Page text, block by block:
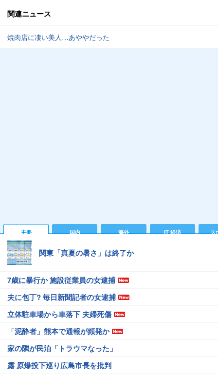
関連ニュース
焼肉店に凄い美人…あややだった
主要 国内 海外 IT 経済 ス
関東「真夏の暑さ」は終了か
7歳に暴行か 施設従業員の女逮捕
夫に包丁? 毎日新聞記者の女逮捕
立体駐車場から車落下 夫婦死傷
「泥酔者」熊本で通報が頻発か
家の隣が民泊「トラウマなった」
露 原爆投下巡り広島市長を批判